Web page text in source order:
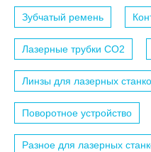
Зубчатый ремень
Лазерные трубки СО2
Линзы для лазерных
Поворотное устройство
Разное для лазерных